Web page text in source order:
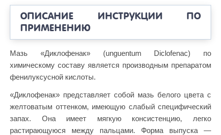
ОПИСАНИЕ ИНСТРУКЦИИ ПО
ПРИМЕНЕНИЮ
Мазь «Диклофенак» (unguentum Diclofenac) по
химическому составу является производным препаратом
фенилуксусной кислоты.
«Диклофенак» представляет собой мазь белого цвета с
желтоватым оттенком, имеющую слабый специфический
запах. Она имеет мягкую консистенцию, легко
растирающуюся между пальцами. Форма выпуска —